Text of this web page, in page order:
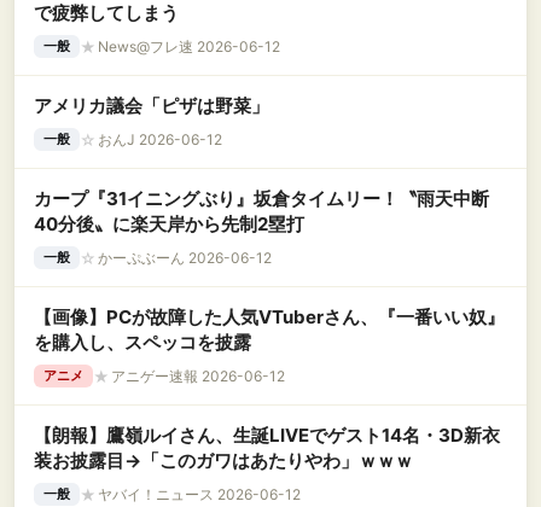
で疲弊してしまう
一般 ★ News@フレ速 2026-06-12
アメリカ議会「ピザは野菜」
一般 ☆ おんJ 2026-06-12
カープ『31イニングぶり』坂倉タイムリー！〝雨天中断
40分後〟に楽天岸から先制2塁打
一般 ☆ かーぷぶーん 2026-06-12
【画像】PCが故障した人気VTuberさん、『一番いい奴』
を購入し、スペッコを披露
アニメ ★ アニゲー速報 2026-06-12
【朗報】鷹嶺ルイさん、生誕LIVEでゲスト14名・3D新衣
装お披露目→「このガワはあたりやわ」ｗｗｗ
一般 ★ ヤバイ！ニュース 2026-06-12